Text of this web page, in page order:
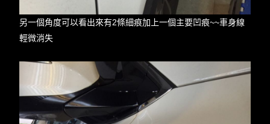
另一個角度可以看出來有2條細痕加上一個主要凹痕~~車身線
輕微消失